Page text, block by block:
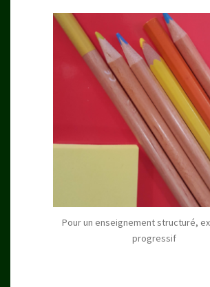
Pour un enseignement structuré,
progressif